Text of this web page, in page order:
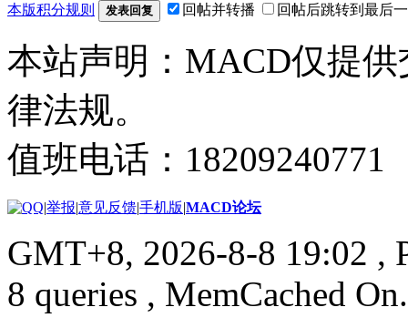
本版积分规则 发表回复 回帖并转播 回帖后跳转到最后
本站声明：MACD仅提
律法规。
值班电话：
|举报|意见反馈|手机版|MACD论坛
GMT+8, 2026-8-8 19:02 ,
8 queries , MemCached On.